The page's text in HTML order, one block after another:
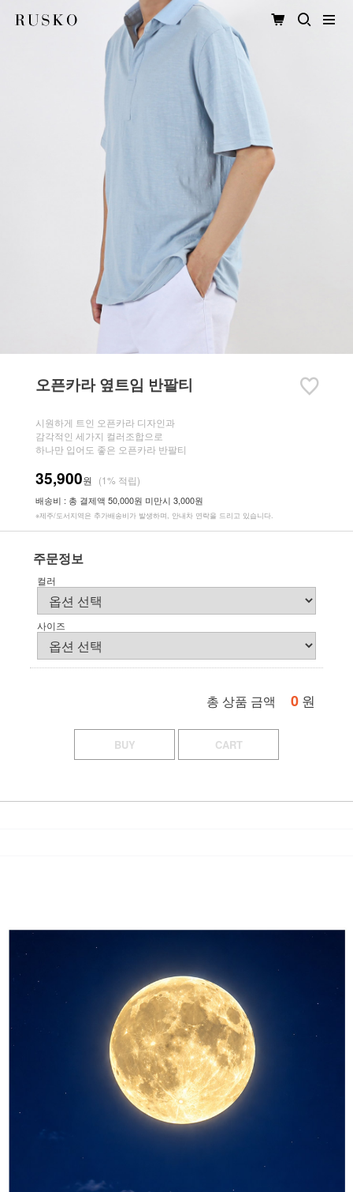
오픈카라 옆트임 반팔티
시원하게 트인 오픈카라 디자인과
감각적인 세가지 컬러조합으로
하나만 입어도 좋은 오픈카라 반팔티
35,900원 (1% 적립)
배송비 : 총 결제액 50,000원 미만시 3,000원
※제주/도서지역은 추가배송비가 발생하며, 안내차 연락을 드리고 있습니다.
주문정보
컬러
사이즈
총 상품 금액 0 원
BUY CART